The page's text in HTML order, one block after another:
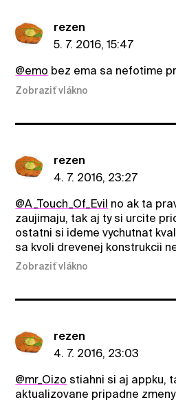
rezen
5. 7. 2016, 15:47
@emo bez ema sa nefotime
Zobraziť vlákno
rezen
4. 7. 2016, 23:27
@A_Touch_Of_Evil no ak ta
zaujimaju, tak aj ty si urcite
ostatni si ideme vychutnat
sa kvoli drevenej konstrukcii
Zobraziť vlákno
rezen
4. 7. 2016, 23:03
@mr_Oizo stiahni si aj appku,
aktualizovane pripadne